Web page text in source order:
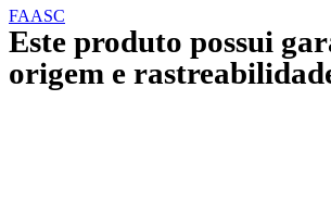
FAASC
Este produto possui
origem e